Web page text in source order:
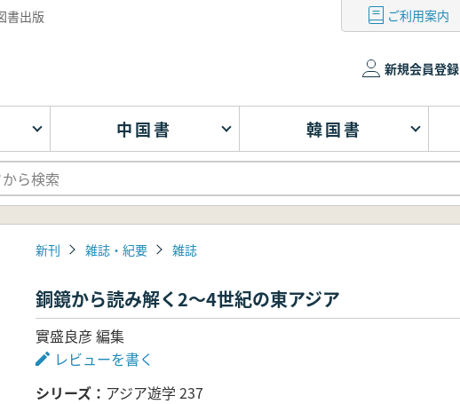
書出版 ご利用案内
新規会員登録
中国書 韓国書
新刊 雑誌・紀要 雑誌
銅鏡から読み解く2～4世紀の東アジア
實盛良彦 編集
レビューを書く
シリーズ
アジア遊学 237